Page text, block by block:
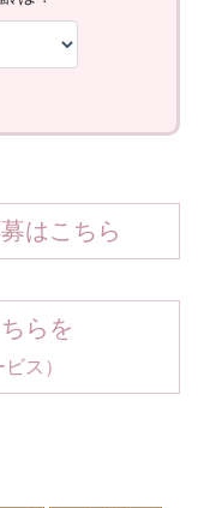
はこちら
らを
ス）